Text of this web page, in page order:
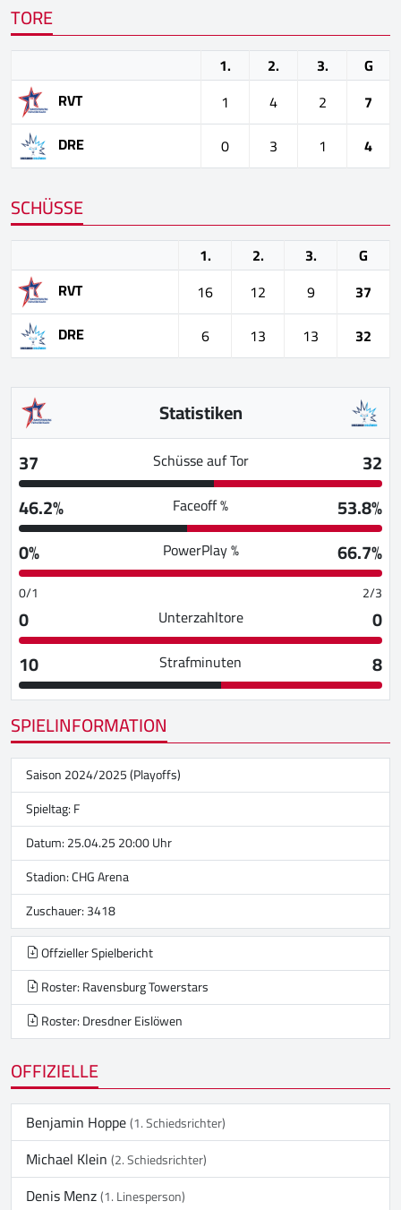
TORE
1. 2. 3.
G
RVT
1 4 2
7
DRE
0 3 1 4
SCHÜSSE
1. 2. 3.
G
RVT
16 12 9
37
DRE
6 13 13 32
Statistiken
37
Schüsse auf Tor
32
46.2%
Faceoff %
53.8%
0%
PowerPlay % 66.7%
0/1 2/3
0 Unterzahltore
0
10
Strafminuten
8
SPIELINFORMATION
Saison 2024/2025 (Playoffs)
Spieltag: F
Datum: 25.04.25 20:00 Uhr
Stadion:CHG Arena
Zuschauer: 3418
Offzieller Spielbericht
Roster: Ravensburg Towerstars
Roster: Dresdner Eislöwen
OFFIZIELLE
Benjamin Hoppe(1. Schiedsrichter)
Michael Klein(2. Schiedsrichter)
Denis Menz(1. Linesperson)